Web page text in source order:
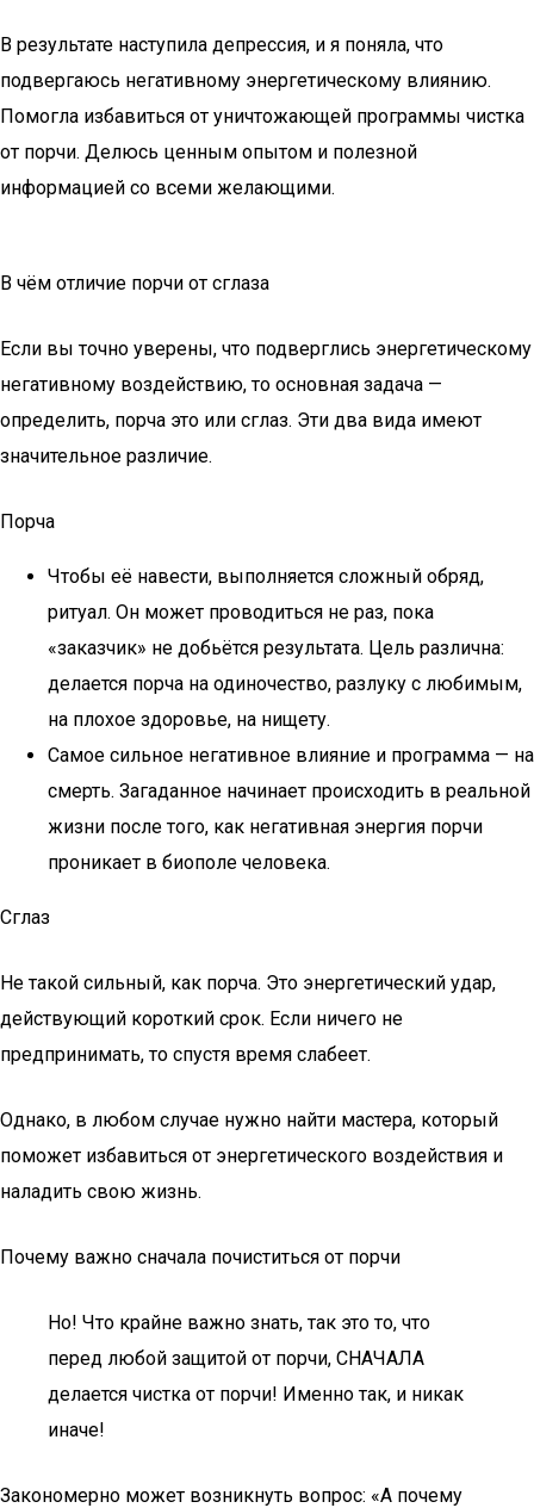
В результате наступила депрессия, и я поняла, что
подвергаюсь негативному энергетическому влиянию.
Помогла избавиться от уничтожающей программы чистка
от порчи. Делюсь ценным опытом и полезной
информацией со всеми желающими.
В чём отличие порчи от сглаза
Если вы точно уверены, что подверглись энергетическому
негативному воздействию, то основная задача —
определить, порча это или сглаз. Эти два вида имеют
значительное различие.
Порча
Чтобы её навести, выполняется сложный обряд,
ритуал. Он может проводиться не раз, пока
«заказчик» не добьётся результата. Цель различна:
делается порча на одиночество, разлуку с любимым,
на плохое здоровье, на нищету.
Самое сильное негативное влияние и программа — на
смерть. Загаданное начинает происходить в реальной
жизни после того, как негативная энергия порчи
проникает в биополе человека.
Сглаз
Не такой сильный, как порча. Это энергетический удар,
действующий короткий срок. Если ничего не
предпринимать, то спустя время слабеет.
Однако, в любом случае нужно найти мастера, который
поможет избавиться от энергетического воздействия и
наладить свою жизнь.
Почему важно сначала почиститься от порчи
Но! Что крайне важно знать, так это то, что
перед любой защитой от порчи, СНАЧАЛА
делается чистка от порчи! Именно так, и никак
иначе!
Закономерно может возникнуть вопрос: «А почему